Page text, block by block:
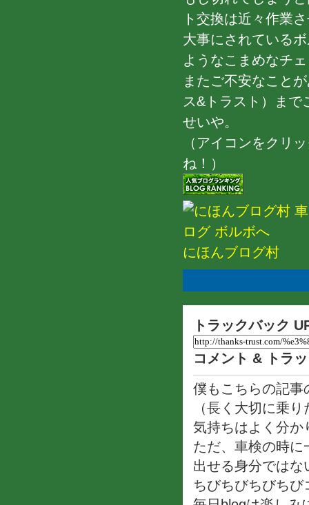
ト交換は近々作業
大事にされている
ようなこまめなチ
またご不安なこと
ス&トラスト）まで
せいや。
（アイコンをクリ
ね！）
にほんブログ村
トラックバック
コメント & トラ
僕もこちらの記事
（長く大切に乗
気持ちはよく分か
ただ、車検の時に
出せる身分ではな
ちびちびちびち